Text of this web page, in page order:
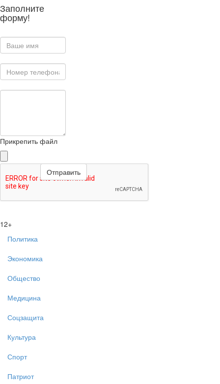
Заполните
форму!
Прикрепить файл
12+
Политика
Экономика
Общество
Медицина
Соцзащита
Культура
Спорт
Патриот